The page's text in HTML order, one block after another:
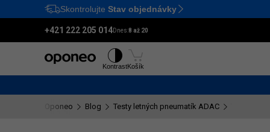
Ctrl M
Skontrolujte Stav objednávky
+421 222 205 014Dnes:8 až 20
KontrastKošík
Oponeo Blog Testy letných pneumatík ADAC